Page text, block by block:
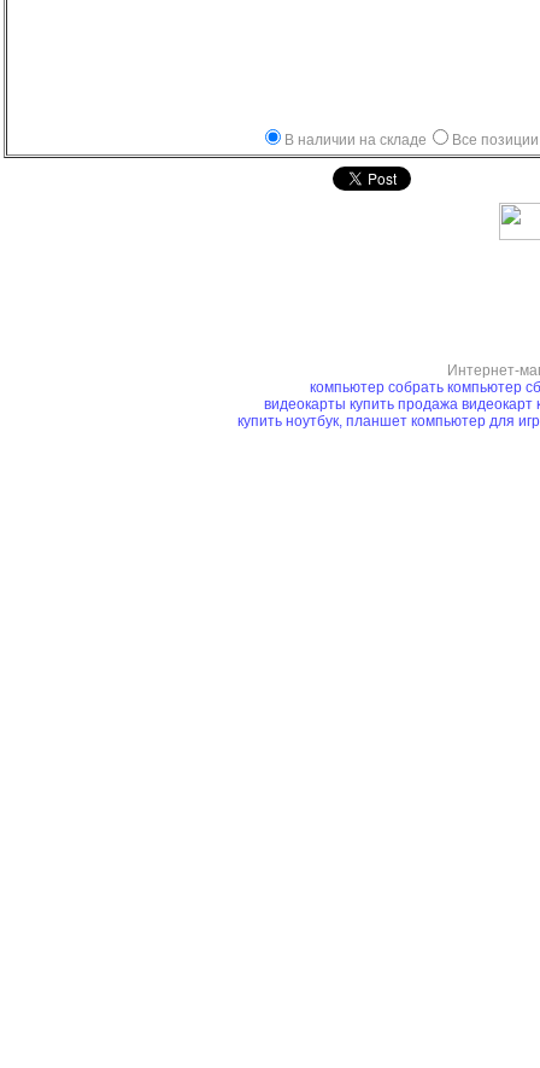
В наличии на складе Все позиции
Интернет-
компьютер собрать компьютер
видеокарты купить продажа видеокарт
купить ноутбук, планшет компьютер для